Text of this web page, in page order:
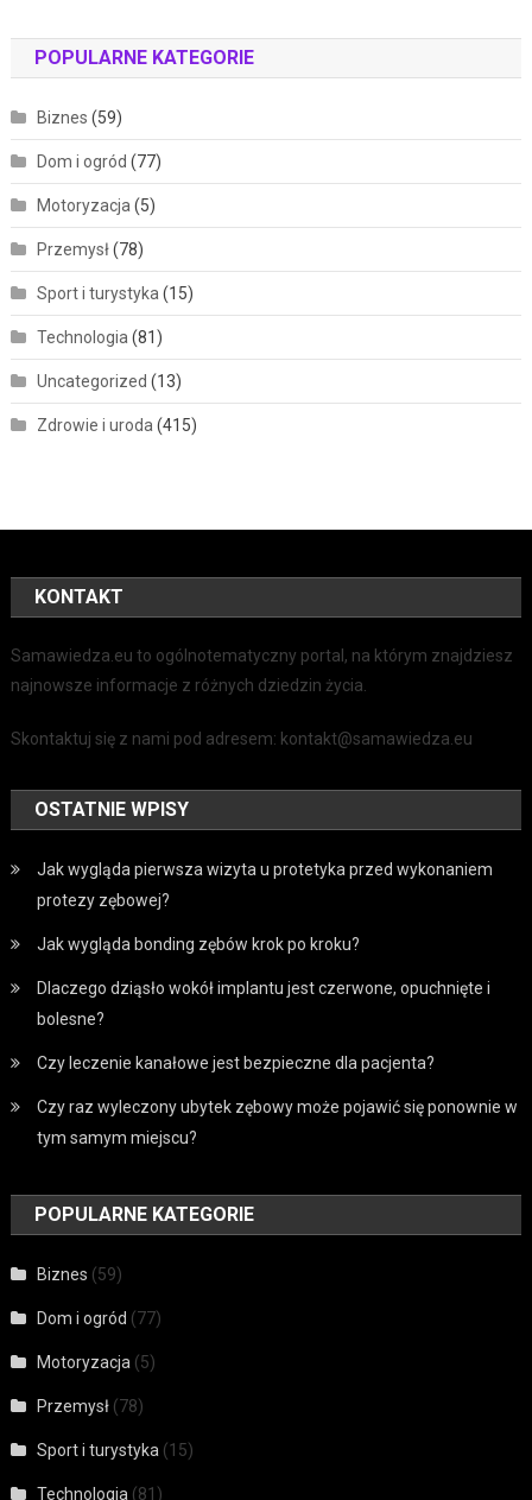
POPULARNE KATEGORIE
Biznes (59)
Dom i ogród (77)
Motoryzacja (5)
Przemysł(78)
Sport i turystyka (15)
Technologia (81)
Uncategorized (13)
Zdrowie i uroda (415)
KONTAKT
Samawiedza.eu to ogólnotematyczny portal, na którym znajdziesz
najnowsze informacje z różnych dziedzin życia.
Skontaktuj się z nami pod adresem: kontakt@samawiedza.eu
OSTATNIE WPISY
Jak wygląda pierwsza wizyta u protetyka przed wykonaniem
protezy zębowej?
Jak wygląda bonding zębów krok po kroku?
Dlaczego dziąsło wokół implantu jest czerwone, opuchnięte i
bolesne?
Czy leczenie kanałowe jest bezpieczne dla pacjenta?
Czy raz wyleczony ubytek zębowy może pojawić się ponownie w
tym samym miejscu?
POPULARNE KATEGORIE
Biznes (59)
Dom i ogród (77)
Motoryzacja (5)
Przemysł (78)
Sport i turystyka (15)
Technologia (81)